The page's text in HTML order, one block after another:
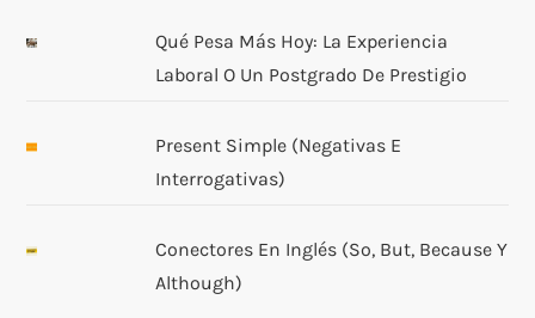
Qué Pesa Más Hoy: La Experiencia
Laboral O Un Postgrado De Prestigio
Present Simple (negativas E
Interrogativas)
Conectores En Inglés (so, But, Because Y
Although)